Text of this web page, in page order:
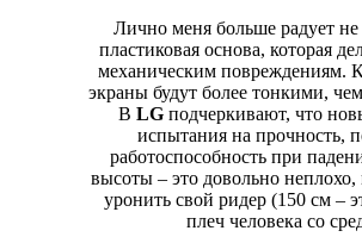
Лично меня больше радует не
пластиковая основа, которая
механическим повреждениям.
экраны будут более тонкими,
В LGподчеркивают, что
испытания на прочность,
работоспособность при
высоты – это довольно
уронить свой ридер (150 см –
плеч человека со